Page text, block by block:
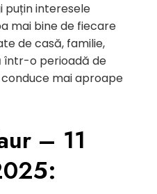
puțin interesele
mai bine de fiecare
de casă, familie,
într-o perioadă de
mai aproape
– 11